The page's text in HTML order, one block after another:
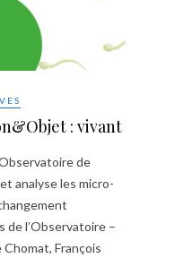
: vivant
de
analyse les micro-
de l’Observatoire –
François